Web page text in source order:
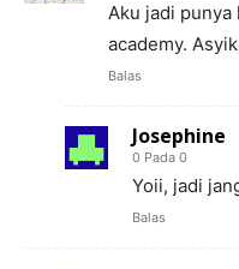
Aku jadi
academy.
Balas
Josephine
0 Pada 0
Yoii, jadi
Balas